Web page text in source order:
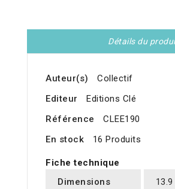
Détails du
Auteur(s)
Collectif
Editeur
Editions Clé
Référence
CLEE190
En stock
16 Produits
Fiche technique
Dimensions